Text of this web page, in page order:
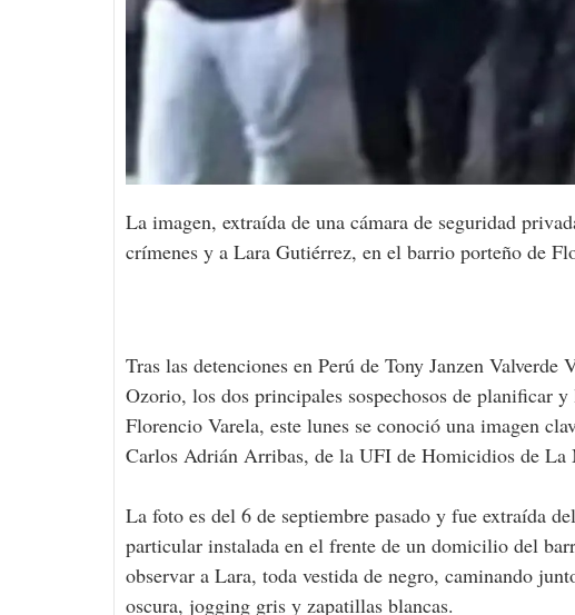
La imagen, extraída de una cámara de seguridad
crímenes y a Lara Gutiérrez, en el barrio porteño de
Tras las detenciones en Perú de Tony Janzen
Ozorio, los dos principales sospechosos de planificar
Florencio Varela, este lunes se conoció una imagen
Carlos Adrián Arribas, de la UFI de Homicidios de La
La foto es del 6 de septiembre pasado y fue extraída
particular instalada en el frente de un domicilio del
observar a Lara, toda vestida de negro, caminando
oscura, jogging gris y zapatillas blancas.